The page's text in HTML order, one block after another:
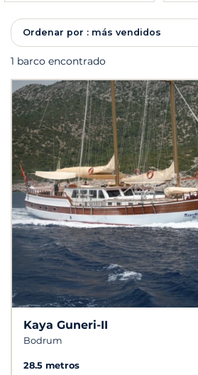
Ordenar por : más vendidos
1 barco encontrado
Kaya Guneri-II
Bodrum
28.5 metros